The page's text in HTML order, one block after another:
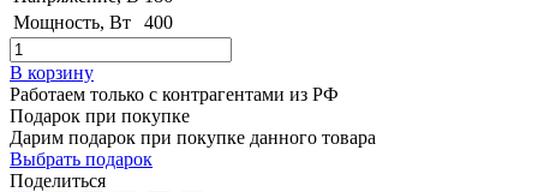
Мощность, Вт
400
В корзину
Работаем только с контрагентами из РФ
Подарок при покупке
Дарим подарок при покупке данного товара
Выбрать подарок
Поделиться